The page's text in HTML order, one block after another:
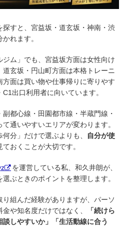
すと、宮益坂・道玄坂・神南・渋
れます。
ム」でも、宮益坂方面は女性向け
玄坂・円山町方面は本格トレーニ
面は買い物や仕事帰りに寄りやす
出口利用者に向いています。
都心線・田園都市線・半蔵門線・
通いやすいエリアが変わります。
分」だけで選ぶよりも、
自分が使
ておくことが大切です。
を運営している私、和久井朗が、
ぶときのポイントを整理します。
組んだ経験がありますが、パーソ
や知名度だけではなく、
「続けら
しやすいか」「生活動線に合う